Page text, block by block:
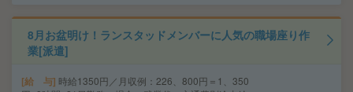
8月お盆明け！ランスタッドメンバーに人気の職場座り作
業[派遣]
給 与 時給1350円／月収例：226、800円＝1、350